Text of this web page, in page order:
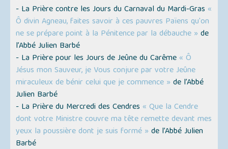
- La Prière contre les Jours du Carnaval du Mardi-Gras «
Ô divin Agneau, faites savoir à ces pauvres Païens qu'on
ne se prépare point à la Pénitence par la débauche » de
l’Abbé Julien Barbé
- La Prière pour les Jours de Jeûne du Carême « Ô
Jésus mon Sauveur, je Vous conjure par votre Jeûne
miraculeux de bénir celui que je commence » de l’Abbé
Julien Barbé
- La Prière du Mercredi des Cendres « Que la Cendre
dont votre Ministre couvre ma tête remette devant mes
yeux la poussière dont je suis formé » de l’Abbé Julien
Barbé